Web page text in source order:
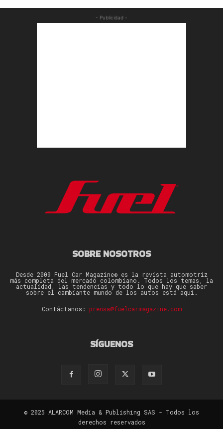
- Publicidad -
SOBRE NOSOTROS
Desde 2009 Fuel Car Magazine® es la revista automotriz
más completa del mercado colombiano. Todos los temas, la
actualidad, las tendencias y todo lo que hay que saber
sobre el cambiante mundo de los autos está aquí.
Contáctanos: prensa@fuelcarmagazine.com
SÍGUENOS
© 2025 ALARCOM Media & Publishing SAS - Todos los
derechos reservados